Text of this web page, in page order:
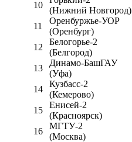
10
(Нижний Новгород)
11
Оренбуржье-УОР
(Оренбург)
12
Белогорье-2
(Белгород)
13
Динамо-БашГАУ
(Уфа)
14
Кузбасс-2
(Кемерово)
15
Енисей-2
(Красноярск)
16
МГТУ-2
(Москва)